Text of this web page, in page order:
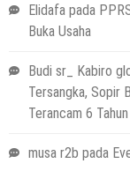
Elidafa pada
Buka Usaha
Budi sr_ Kabiro
Tersangka, Sopir
Terancam 6
musa r2b pada